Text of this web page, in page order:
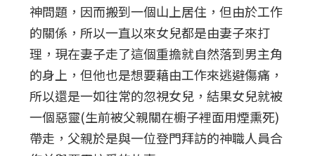
神問題，因而搬到一個山上居住，但由於工作
的關係，所以一直以來女兒都是由妻子來打
理，現在妻子走了這個重擔就自然落到男主角
的身上，但他也是想要藉由工作來逃避傷痛，
所以還是一如往常的忽視女兒，結果女兒就被
一個惡靈(生前被父親關在櫥子裡面用煙熏死)
帶走，父親於是與一位登門拜訪的神職人員合